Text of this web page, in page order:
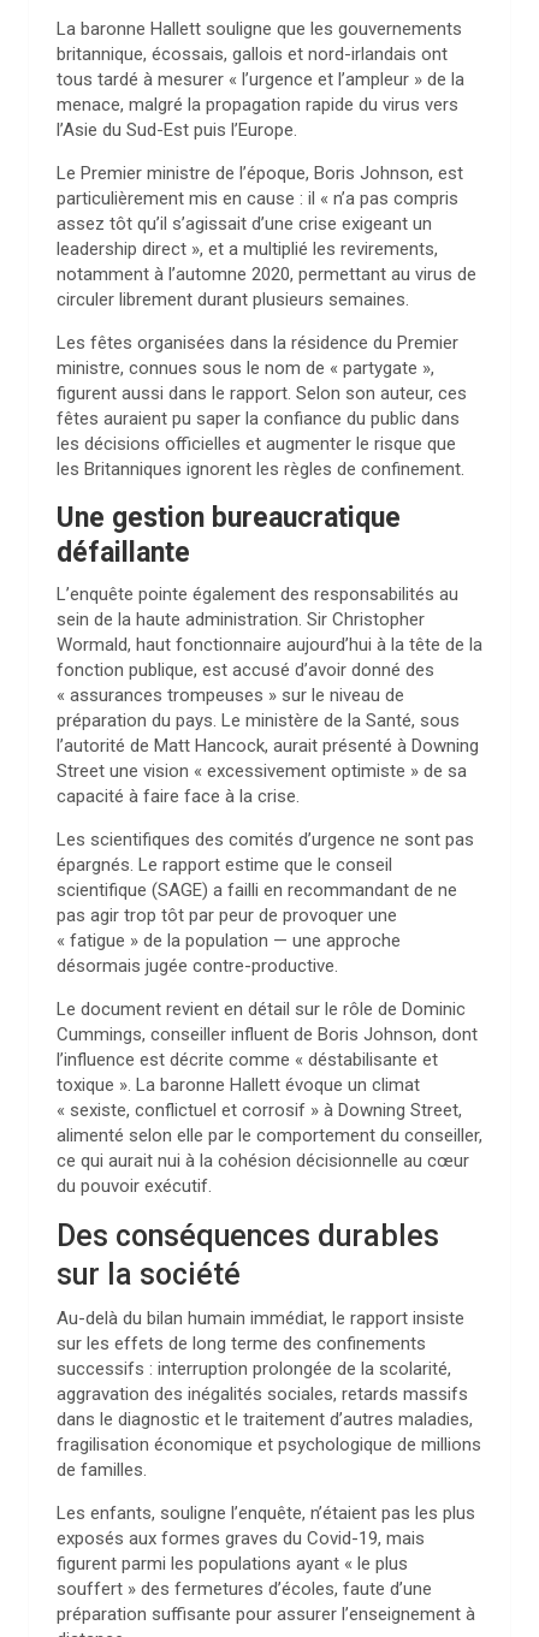
La baronne Hallett souligne que les gouvernements
britannique, écossais, gallois et nord-irlandais ont
tous tardé à mesurer « l’urgence et l’ampleur » de la
menace, malgré la propagation rapide du virus vers
l’Asie du Sud-Est puis l’Europe.
Le Premier ministre de l’époque, Boris Johnson, est
particulièrement mis en cause : il « n’a pas compris
assez tôt qu’il s’agissait d’une crise exigeant un
leadership direct », et a multiplié les revirements,
notamment à l’automne 2020, permettant au virus de
circuler librement durant plusieurs semaines.
Les fêtes organisées dans la résidence du Premier
ministre, connues sous le nom de « partygate »,
figurent aussi dans le rapport. Selon son auteur, ces
fêtes auraient pu saper la confiance du public dans
les décisions officielles et augmenter le risque que
les Britanniques ignorent les règles de confinement.
Une gestion bureaucratique
défaillante
L’enquête pointe également des responsabilités au
sein de la haute administration. Sir Christopher
Wormald, haut fonctionnaire aujourd’hui à la tête de la
fonction publique, est accusé d’avoir donné des
« assurances trompeuses » sur le niveau de
préparation du pays. Le ministère de la Santé, sous
l’autorité de Matt Hancock, aurait présenté à Downing
Street une vision « excessivement optimiste » de sa
capacité à faire face à la crise.
Les scientifiques des comités d’urgence ne sont pas
épargnés. Le rapport estime que le conseil
scientifique (SAGE) a failli en recommandant de ne
pas agir trop tôt par peur de provoquer une
« fatigue » de la population — une approche
désormais jugée contre-productive.
Le document revient en détail sur le rôle de Dominic
Cummings, conseiller influent de Boris Johnson, dont
l’influence est décrite comme « déstabilisante et
toxique ». La baronne Hallett évoque un climat
« sexiste, conflictuel et corrosif » à Downing Street,
alimenté selon elle par le comportement du conseiller,
ce qui aurait nui à la cohésion décisionnelle au cœur
du pouvoir exécutif.
Des conséquences durables
sur la société
Au-delà du bilan humain immédiat, le rapport insiste
sur les effets de long terme des confinements
successifs : interruption prolongée de la scolarité,
aggravation des inégalités sociales, retards massifs
dans le diagnostic et le traitement d’autres maladies,
fragilisation économique et psychologique de millions
de familles.
Les enfants, souligne l’enquête, n’étaient pas les plus
exposés aux formes graves du Covid-19, mais
figurent parmi les populations ayant « le plus
souffert » des fermetures d’écoles, faute d’une
préparation suffisante pour assurer l’enseignement à